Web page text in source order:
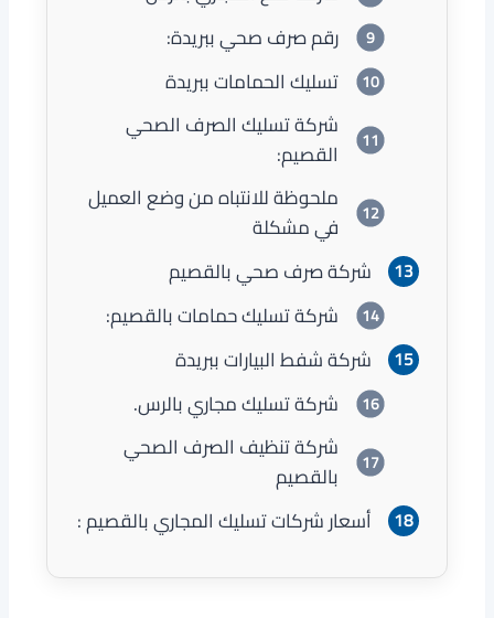
رقم صرف صحي ببريدة:
تسليك الحمامات ببريدة
شركة تسليك الصرف الصحي
القصيم:
ملحوظة للانتباه من وضع العميل
في مشكلة
شركة صرف صحي بالقصيم
شركة تسليك حمامات بالقصيم:
شركة شفط البيارات ببريدة
شركة تسليك مجاري بالرس.
شركة تنظيف الصرف الصحي
بالقصيم
أسعار شركات تسليك المجاري بالقصيم :